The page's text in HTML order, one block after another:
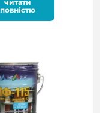
читати
повністю